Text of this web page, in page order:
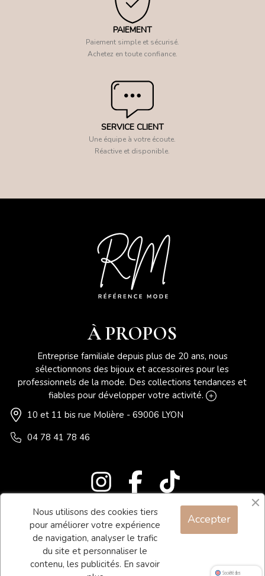
PAIEMENT
Paiement simple et sécurisé.
Achetez en toute confiance.
SERVICE CLIENT
Une équipe à votre écoute.
Réactive et disponible.
À PROPOS
Entreprise familiale depuis plus de 20 ans, nous
sélectionnons des bijoux et accessoires pour les
professionnels de la mode. Des collections tendances et
fiables pour développer votre activité.
10 et 11 bis rue Molière - 69006 LYON
04 78 41 78 46
Blog
Contact
Conditions générales de vente
Mentions légales
Nous utilisons des cookies tiers
pour améliorer votre expérience
de navigation, analyser le trafic
du site et personnaliser le
contenu, les publicités. En savoir
Accepter